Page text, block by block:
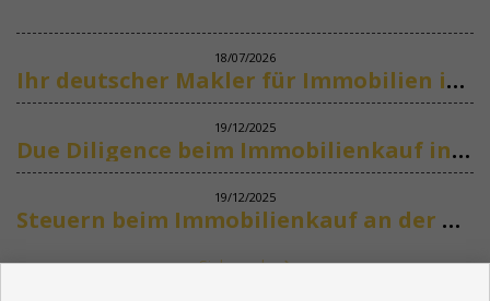
18/07/2026
Ihr deutscher Makler für Immobilien in Marbella
19/12/2025
Due Diligence beim Immobilienkauf in Spanien
19/12/2025
Steuern beim Immobilienkauf an der Costa del Sol
Siehe mehr